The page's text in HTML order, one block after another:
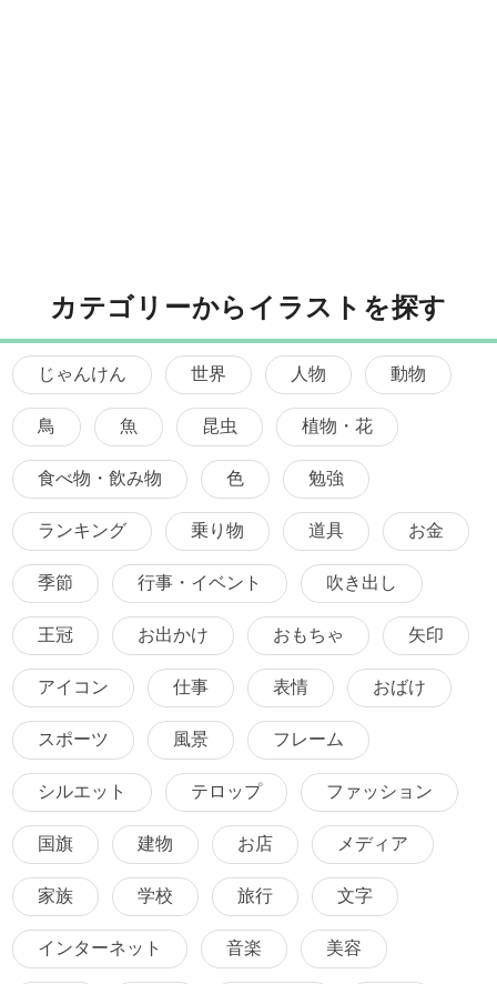
カテゴリーからイラストを探す
じゃんけん 世界 人物 動物
鳥 魚 昆虫 植物・花
食べ物・飲み物 色 勉強
ランキング 乗り物 道具 お金
季節 行事・イベント 吹き出し
王冠 お出かけ おもちゃ 矢印
アイコン 仕事 表情 おばけ
スポーツ 風景 フレーム
シルエット テロップ ファッション
国旗 建物 お店 メディア
家族 学校 旅行 文字
インターネット 音楽 美容